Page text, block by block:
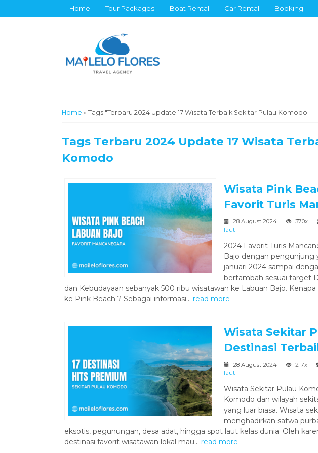
Home Tour Packages Boat Rental Car Rental Booking
Home » Tags "Terbaru 2024 Update 17 Wisata Terbaik Sekitar Pulau Komodo"
Tags Terbaru 2024 Update 17 Wisata
Komodo
Wisata Pink
Favorit Turis
28 August 2024 370x
laut
2024 Favorit Turis
Bajo dengan pengunjung
januari 2024 sampai
bertambah sesuai target
dan Kebudayaan sebanyak 500 ribu wisatawan ke Labuan Bajo.
ke Pink Beach ? Sebagai informasi... read more
Wisata Sekitar
Destinasi
28 August 2024 217x
laut
Wisata Sekitar Pulau
Komodo dan wilayah
yang luar biasa. Wisata
menghadirkan satwa
eksotis, pegunungan, desa adat, hingga spot laut kelas dunia. Oleh
destinasi favorit wisatawan lokal mau... read more